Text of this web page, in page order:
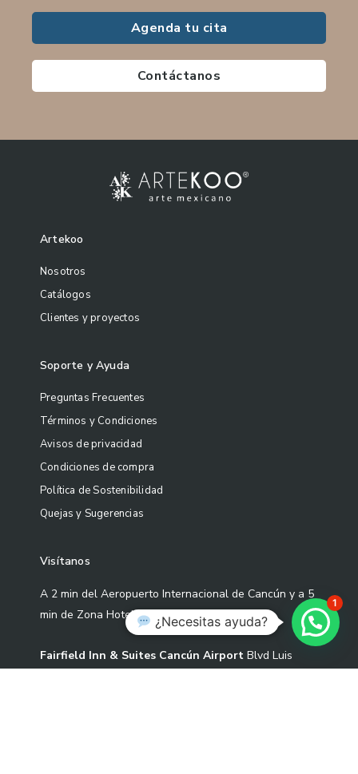
Agenda tu cita
Contáctanos
Artekoo
Nosotros
Catálogos
Clientes y proyectos
Soporte y Ayuda
Preguntas Frecuentes
Términos y Condiciones
Avisos de privacidad
Condiciones de compra
Política de Sostenibilidad
Quejas y Sugerencias
Visítanos
A 2 min del Aeropuerto Internacional de Cancún y a 5
min de Zona Hotelera
Fairfield Inn & Suites Cancún Airport Blvd Luis
¿Necesitas ayuda?
1